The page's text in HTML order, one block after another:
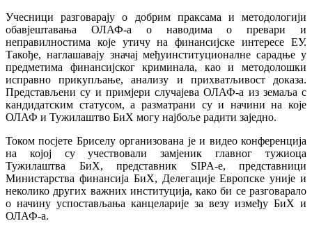
Учесници разговарају о добрим праксама и методологији
обавјештавања ОЛАФ-а о наводима о превари и
неправилностима које утичу на финансијске интересе ЕУ.
Такође, наглашавају значај међуинституционалне сарадње у
предметима финансијског криминала, као и методолошки
исправно прикупљање, анализу и прихватљивост доказа.
Представљени су и примјери случајева ОЛАФ-а из земаља с
кандидатским статусом, а разматрани су и начини на које
ОЛАФ и Тужилаштво БиХ могу најбоље радити заједно.
Током посјете Бриселу организована је и видео конференција
на којој су учествовали замјеник главног тужиоца
Тужилаштва БиХ, представник SIPA-е, представници
Министарства финансија БиХ, Делегације Европске уније и
неколико других важних институција, како би се разговарало
о начину успостављања канцеларије за везу између БиХ и
ОЛАФ-а.